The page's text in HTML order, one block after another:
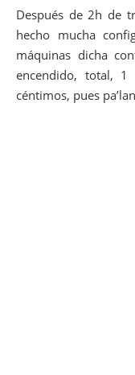
Después de 2h de
hecho mucha
máquinas dicha
encendido, total,
céntimos, pues